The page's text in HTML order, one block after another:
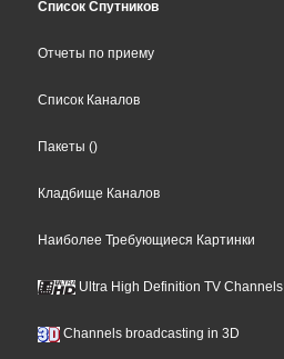
Список Спутников
Отчеты по приему
Список Каналов
Пакеты ()
Кладбище Каналов
Наиболее Требующиеся Картинки
Ultra High Definition TV Channels
Channels broadcasting in 3D